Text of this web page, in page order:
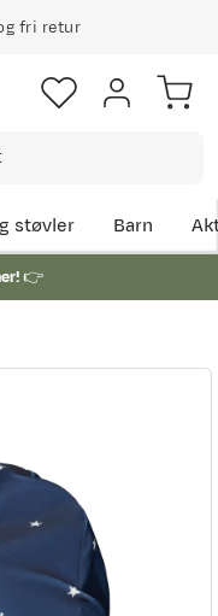
fri retur
støvler Barn
👉